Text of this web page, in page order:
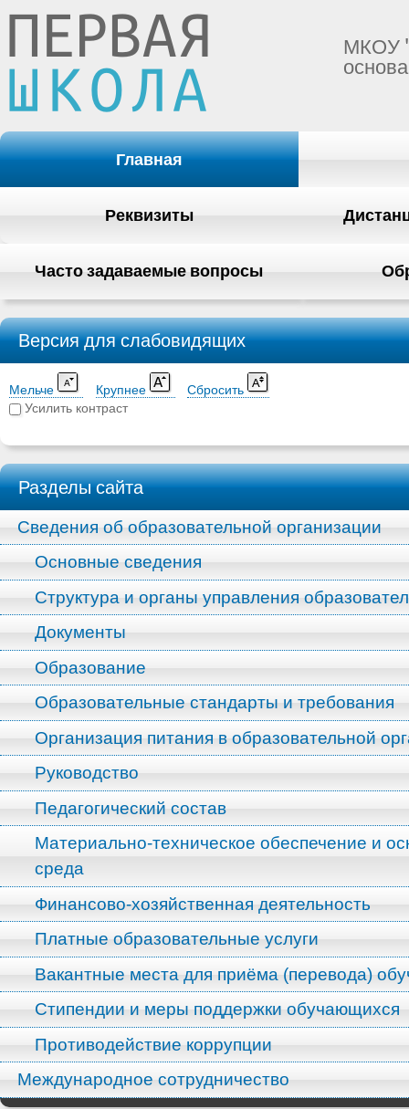
МКОУ
Главная
Реквизиты
Часто задаваемые вопросы
Версия для слабовидящих
Мельче Крупнее
Сбросить
Усилить контраст
Разделы сайта
Сведения об образовательной организации
Основные сведения
Структура и органы управления
Документы
Образование
Образовательные стандарты и требования
Организация питания в образовательной
Руководство
Педагогический состав
Материально-техническое обеспечение и
среда
Финансово-хозяйственная деятельность
Платные образовательные услуги
Вакантные места для приёма (перевода)
Стипендии и меры поддержки обучающихся
Противодействие коррупции
Международное сотрудничество